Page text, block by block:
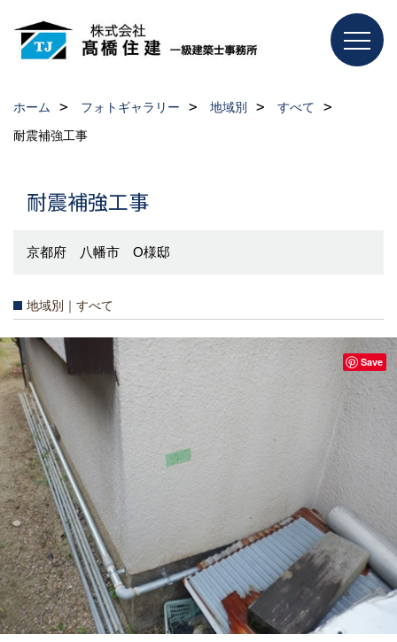
ホーム フォトギャラリー 地域別
すべて
耐震補強工事
耐震補強工事
京都府 八幡市 O様邸
地域別｜すべて
Save